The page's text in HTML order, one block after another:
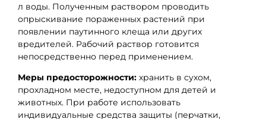
л воды. Полученным раствором проводить
опрыскивание пораженных растений при
появлении паутинного клеща или других
вредителей. Рабочий раствор готовится
непосредственно перед применением.
Меры предосторожности: хранить в сухом,
прохладном месте, недоступном для детей и
животных. При работе использовать
индивидуальные средства защиты (перчатки,